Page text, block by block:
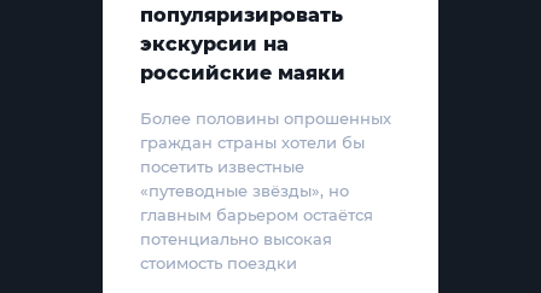
популяризировать
экскурсии на
российские маяки
Более половины опрошенных
граждан страны хотели бы
посетить известные
«путеводные звёзды», но
главным барьером остаётся
потенциально высокая
стоимость поездки